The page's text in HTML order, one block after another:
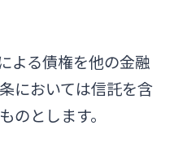
よる債権を他の金融
においては信託を含
のとします。